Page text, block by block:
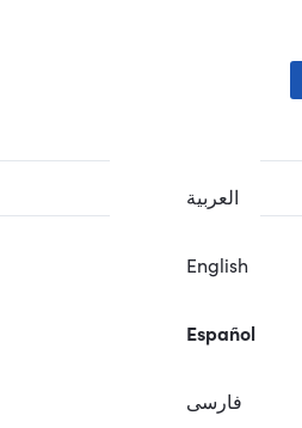
العربية
English
Español
فارسی